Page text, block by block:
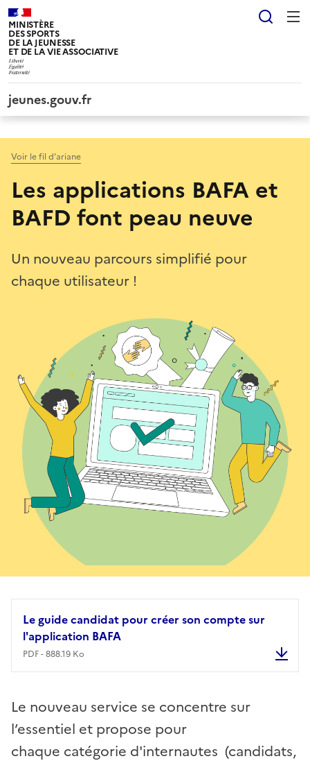
MINISTÈRE
DES SPORTS
DE LA JEUNESSE
ET DE LA VIE ASSOCIATIVE
jeunes.gouv.fr
Voir le fil d’ariane
Les applications BAFA et
BAFD font peau neuve
Un nouveau parcours simplifié pour
chaque utilisateur !
Le guide candidat pour créer son compte sur
l'application BAFA
PDF - 888.19 Ko
Le
Le nouveau service se concentre sur
l’essentiel et propose pour
chaque catégorie d'internautes (candidats,
Panneau de gestion des cookies tarteaucitron